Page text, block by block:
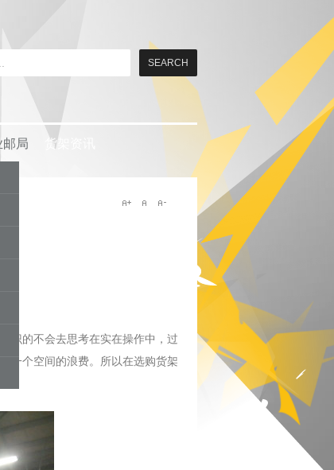
邮局 货架资讯
识的不会去思考在实在操作中，过
一个空间的浪费。所以在选购货架